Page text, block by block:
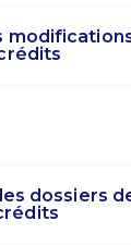
dossiers